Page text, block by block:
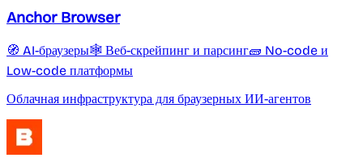
Anchor Browser
🧭 AI-браузеры🕸️ Веб-скрейпинг и парсинг🧱 No-code и
Low-code платформы
Облачная инфраструктура для браузерных ИИ-агентов